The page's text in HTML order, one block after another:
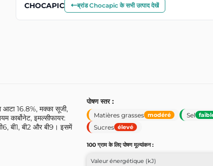
CHOCAPIC ब्रांड Chocapic के सभी उत्पाद देखें
आटा 16.8%, मक्का सूजी,
कार्बोनेट, इमल्सीफायर:
बी1, बी2 और बी9। इसमें
पोषण स्तर :
Matières grasses modéré Sel
Sucres élevé
100 ग्राम के लिए पोषण मूल्यांकन :
Valeur énergétique (kJ)